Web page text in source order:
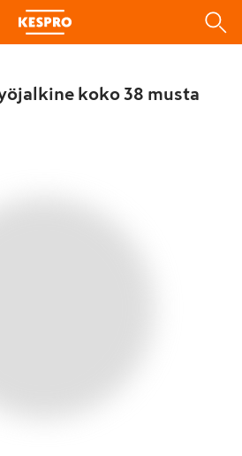
koko 38 musta